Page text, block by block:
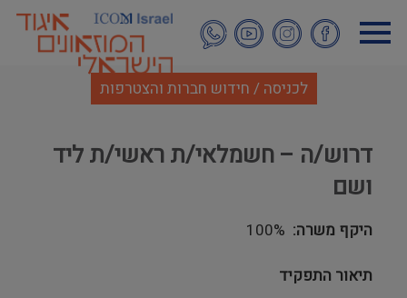
לתוכן
העיקרי
לכניסה / חידוש חברות והצטרפות
דרוש/ה – חשמלאי/ת ראשי/ת ליד
ושם
היקף משרה 100%
תיאור התפקיד